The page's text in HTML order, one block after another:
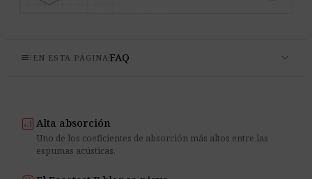
toc EN ESTA PÁGINA FAQ expand_more
analytics Alta absorción
Uno de los coeficientes de absorción más altos entre las
espumas acústicas.